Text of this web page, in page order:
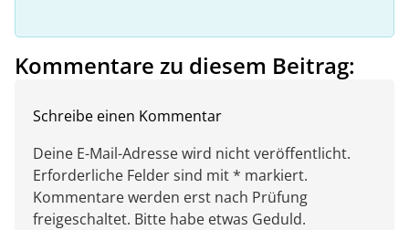
Kommentare zu diesem Beitrag:
Schreibe einen Kommentar
Deine E-Mail-Adresse wird nicht veröffentlicht.
Erforderliche Felder sind mit * markiert.
Kommentare werden erst nach Prüfung
freigeschaltet. Bitte habe etwas Geduld.